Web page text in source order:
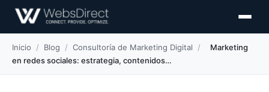
Inicio / Blog / Consultoría de Marketing Digital /
Marketing
en redes sociales: estrategia, contenidos…